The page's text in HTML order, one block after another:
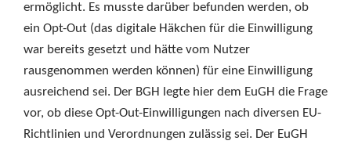
ermöglicht. Es musste darüber befunden werden, ob
ein Opt-Out (das digitale Häkchen für die Einwilligung
war bereits gesetzt und hätte vom Nutzer
rausgenommen werden können) für eine Einwilligung
ausreichend sei. Der BGH legte hier dem EuGH die Frage
vor, ob diese Opt-Out-Einwilligungen nach diversen EU-
Richtlinien und Verordnungen zulässig sei. Der EuGH